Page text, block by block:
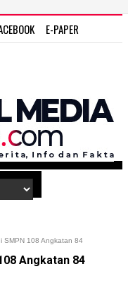
E-PAPER
SMPN 108 Angkatan 84
Angkatan 84